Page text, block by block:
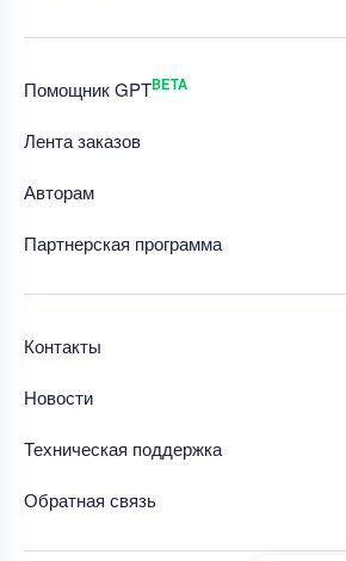
Помощник GPTBETA
Лента заказов
Авторам
Партнерская программа
Контакты
Новости
Техническая поддержка
Обратная связь